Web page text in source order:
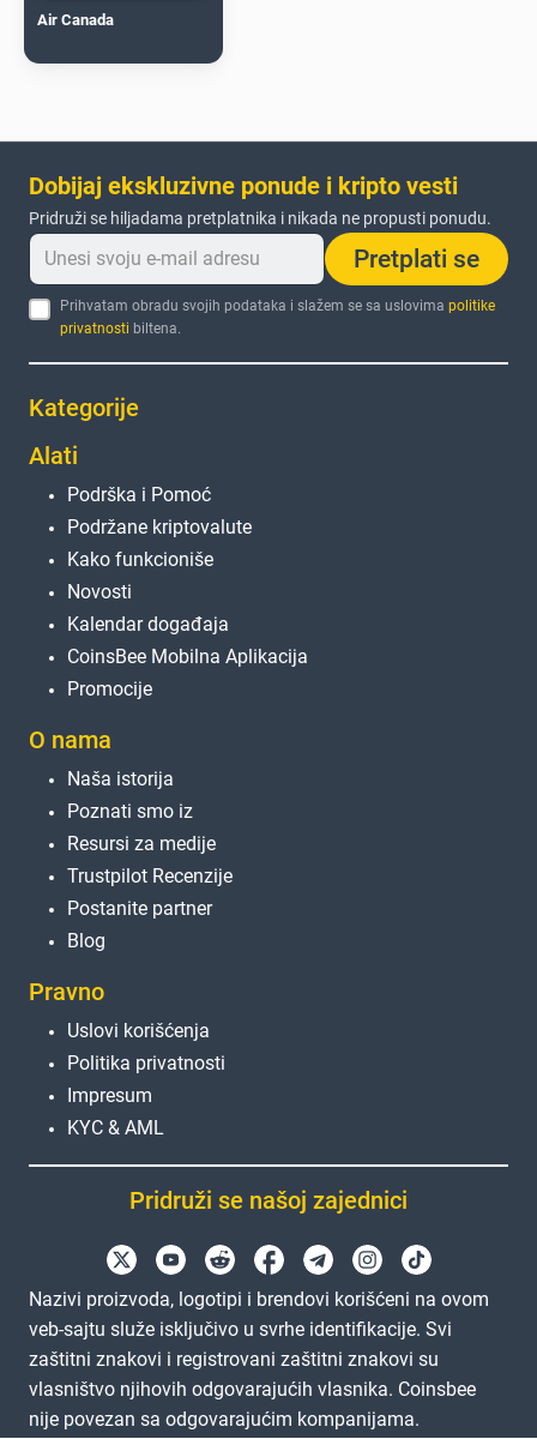
Air Canada
Dobijaj ekskluzivne ponude i kripto vesti
Pridruži se hiljadama pretplatnika i nikada ne propusti ponudu.
Pretplati se
Prihvatam obradu svojih podataka i slažem se sa uslovimapolitike
privatnosti biltena.
Kategorije
Alati
Podrška i Pomoć
Podržane kriptovalute
Kako funkcioniše
Novosti
Kalendar događaja
CoinsBee Mobilna Aplikacija
Promocije
O nama
Naša istorija
Poznati smo iz
Resursi za medije
Trustpilot Recenzije
Postanite partner
Blog
Pravno
Uslovi korišćenja
Politika privatnosti
Impresum
KYC & AML
Pridruži se našoj zajednici
Nazivi proizvoda, logotipi i brendovi korišćeni na ovom
veb-sajtu služe isključivo u svrhe identifikacije. Svi
zaštitni znakovi i registrovani zaštitni znakovi su
vlasništvo njihovih odgovarajućih vlasnika. Coinsbee
nije povezan sa odgovarajućim kompanijama.